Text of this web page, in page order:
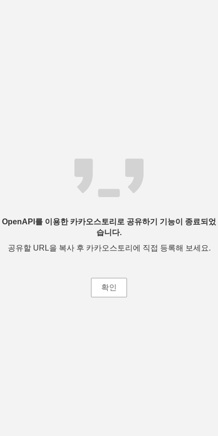
OpenAPI를 이용한 카카오스토리로 공유하기 기능이 종료되었
습니다.
공유할 URL을 복사 후 카카오스토리에 직접 등록해 보세요.
확인